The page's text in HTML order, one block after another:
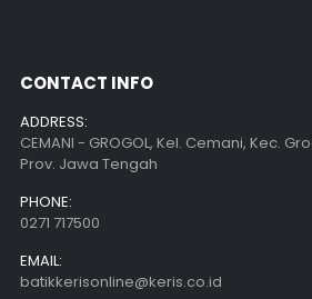
CONTACT INFO
ADDRESS:
CEMANI - GROGOL, Kel. Cemani, Kec.
Prov. Jawa Tengah
PHONE:
0271 717500
EMAIL:
batikkerisonline@keris.co.id